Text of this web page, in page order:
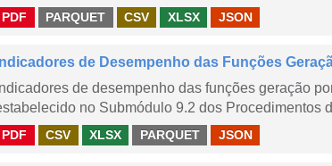
PDF PARQUET CSV XLSX JSON
Indicadores de Desempenho das Funções
Indicadores de desempenho das funções geração
no Submódulo 9.2 dos Procedimentos
PDF CSV XLSX PARQUET JSON